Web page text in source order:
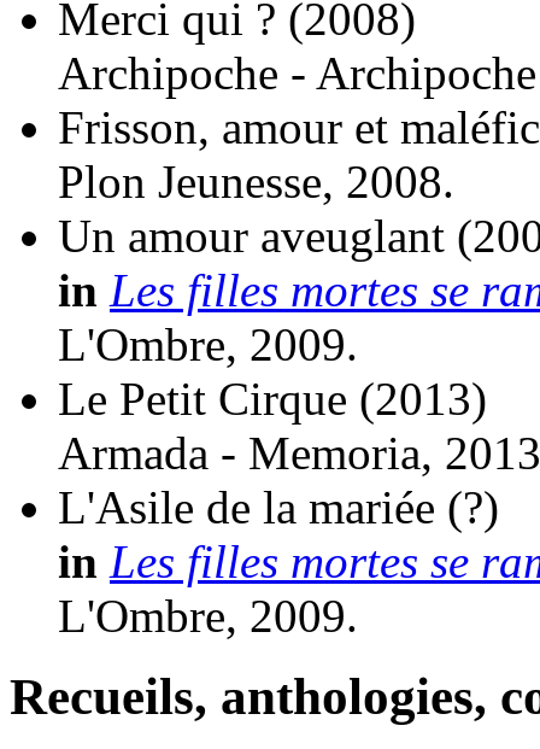
Merci qui ? (2008)
Archipoche - Archipoche
Frisson, amour et
Plon Jeunesse, 2008.
Un amour aveuglant
in Les filles mortes se
L'Ombre, 2009.
Le Petit Cirque (2013)
Armada - Memoria,
L'Asile de la mariée (?)
in Les filles mortes se
L'Ombre, 2009.
Recueils, anthologies,